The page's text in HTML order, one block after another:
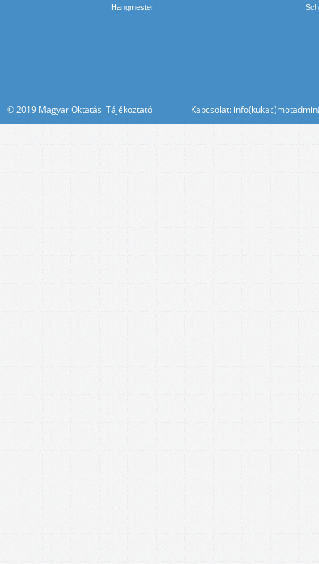
Hangmester
© 2019 Magyar Oktatási Tájékoztató Kapcsolat: